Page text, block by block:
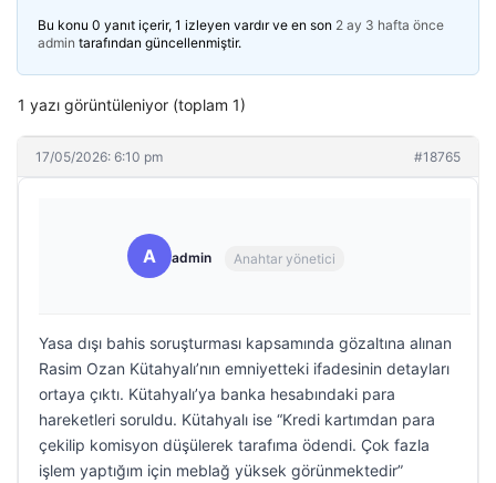
Bu konu 0 yanıt içerir, 1 izleyen vardır ve en son 2 ay 3 hafta önce
admin tarafından güncellenmiştir.
1 yazı görüntüleniyor (toplam 1)
17/05/2026: 6:10 pm #18765
A admin Anahtar yönetici
Yasa dışı bahis soruşturması kapsamında gözaltına alınan
Rasim Ozan Kütahyalı’nın emniyetteki ifadesinin detayları
ortaya çıktı. Kütahyalı’ya banka hesabındaki para
hareketleri soruldu. Kütahyalı ise “Kredi kartımdan para
çekilip komisyon düşülerek tarafıma ödendi. Çok fazla
işlem yaptığım için meblağ yüksek görünmektedir”